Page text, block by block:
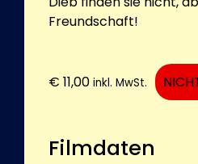
Freundschaft!
€ 11,00 inkl. MwSt.
Filmdaten